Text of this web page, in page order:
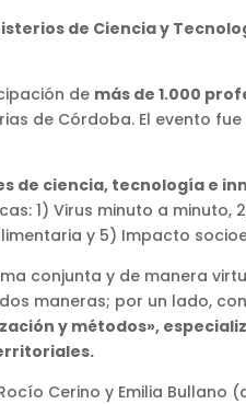
de Ciencia y
de más de 1.000
de Córdoba. El evento
de ciencia, tecnología e
1) Virus minuto a minuto,
y 5) Impacto
conjunta y de manera
maneras; por un lado,
y métodos»,
Cerino y Emilia